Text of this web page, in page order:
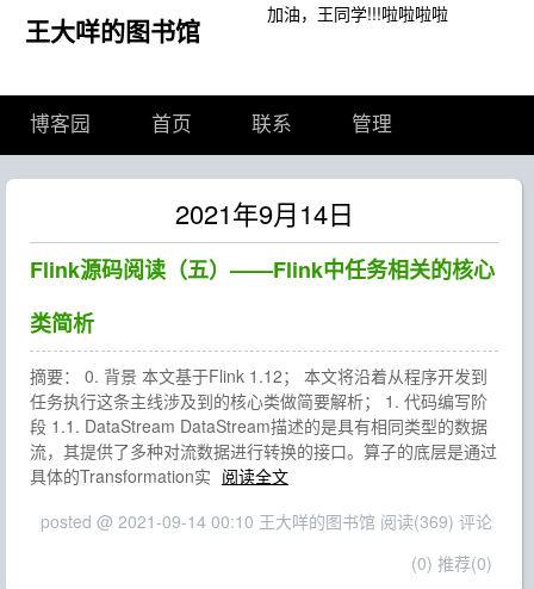
王大咩的图书馆 加油，王同学!!!啦啦啦啦
博客园 首页 联系 管理
2021年9月14日
Flink源码阅读（五）——Flink中任务相关的核心
类简析
摘要： 0. 背景 本文基于Flink 1.12； 本文将沿着从程序开发到
任务执行这条主线涉及到的核心类做简要解析； 1. 代码编写阶
段 1.1. DataStream DataStream描述的是具有相同类型的数据
流，其提供了多种对流数据进行转换的接口。算子的底层是通过
具体的Transformation实 阅读全文
posted @ 2021-09-14 00:10 王大咩的图书馆 阅读(369) 评论
(0) 推荐(0)